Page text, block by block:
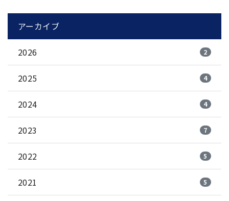
アーカイブ
2026 2
2025 4
2024 4
2023 7
2022 5
2021 5